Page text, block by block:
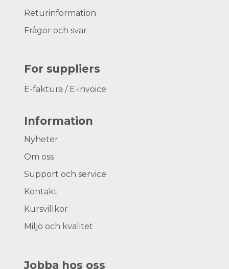
Returinformation
Frågor och svar
For suppliers
E-faktura / E-invoice
Information
Nyheter
Om oss
Support och service
Kontakt
Kursvillkor
Miljö och kvalitet
Jobba hos oss